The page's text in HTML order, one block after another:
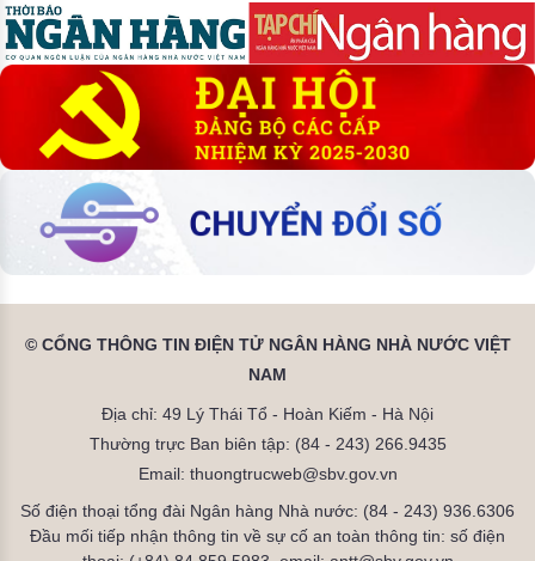
© CỔNG THÔNG TIN ĐIỆN TỬ NGÂN HÀNG NHÀ NƯỚC VIỆT
NAM
Địa chỉ: 49 Lý Thái Tổ - Hoàn Kiếm - Hà Nội
Thường trực Ban biên tập: (84 - 243) 266.9435
Email: thuongtrucweb@sbv.gov.vn
Số điện thoại tổng đài Ngân hàng Nhà nước: (84 - 243) 936.6306
Đầu mối tiếp nhận thông tin về sự cố an toàn thông tin: số điện